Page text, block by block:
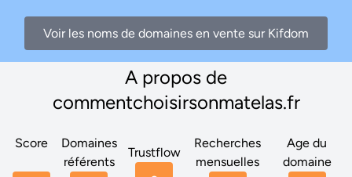
Voir les noms de domaines en vente sur Kifdom
A propos de
commentchoisirsonmatelas.fr
Score
Domaines
référents
Trustflow
Recherches
mensuelles
Age du
domaine